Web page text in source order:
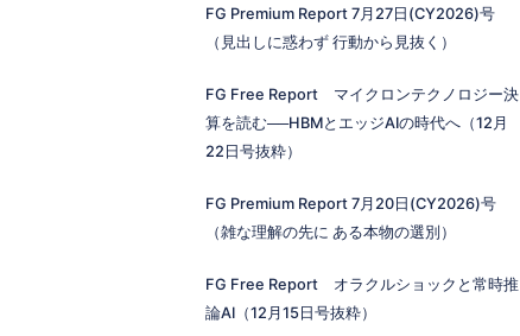
FG Premium Report 7月27日(CY2026)号
（見出しに惑わず 行動から見抜く）
FG Free Report マイクロンテクノロジー決
算を読む──HBMとエッジAIの時代へ（12月
22日号抜粋）
FG Premium Report 7月20日(CY2026)号
（雑な理解の先に ある本物の選別）
FG Free Report オラクルショックと常時推
論AI（12月15日号抜粋）